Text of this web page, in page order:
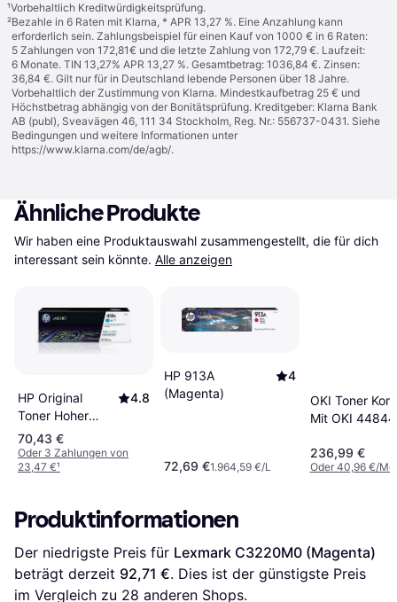
¹Vorbehaltlich Kreditwürdigkeitsprüfung.
²Bezahle in 6 Raten mit Klarna, * APR 13,27 %. Eine Anzahlung kann
erforderlich sein. Zahlungsbeispiel für einen Kauf von 1000 € in 6 Raten:
5 Zahlungen von 172,81€ und die letzte Zahlung von 172,79 €. Laufzeit:
6 Monate. TIN 13,27% APR 13,27 %. Gesamtbetrag: 1036,84 €. Zinsen:
36,84 €. Gilt nur für in Deutschland lebende Personen über 18 Jahre.
Vorbehaltlich der Zustimmung von Klarna. Mindestkaufbetrag 25 € und
Höchstbetrag abhängig von der Bonitätsprüfung. Kreditgeber: Klarna Bank
AB (publ), Sveavägen 46, 111 34 Stockholm, Reg. Nr.: 556737-0431. Siehe
Bedingungen und weitere Informationen unter
https://www.klarna.com/de/agb/.
Ähnliche Produkte
Wir haben eine Produktauswahl zusammengestellt, die für dich
interessant sein könnte. Alle anzeigen
HP Original
Toner Hoher
Reichweite Color
Laserjet Pro
M452 M477 -
4.8
70,43 €
Oder 3 Zahlungen von
23,47 €¹
HP 913A
(Magenta)
4
72,69 €1.964,59 €/L
OKI Toner
Mit OKI
236,99 €
Oder 40,96 €/
Produktinformationen
Der niedrigste Preis für Lexmark C3220M0 (Magenta)
beträgt derzeit 92,71 €. Dies ist der günstigste Preis
im Vergleich zu 28 anderen Shops.